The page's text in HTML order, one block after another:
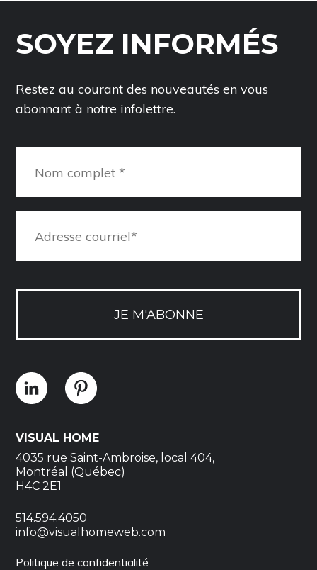
SOYEZ INFORMÉS
Restez au courant des nouveautés en vous
abonnant à notre infolettre.
JE M'ABONNE
VISUAL HOME
4035 rue Saint-Ambroise, local 404,
Montréal (Québec)
H4C 2E1
514.594.4050
info@visualhomeweb.com
Politique de confidentialité